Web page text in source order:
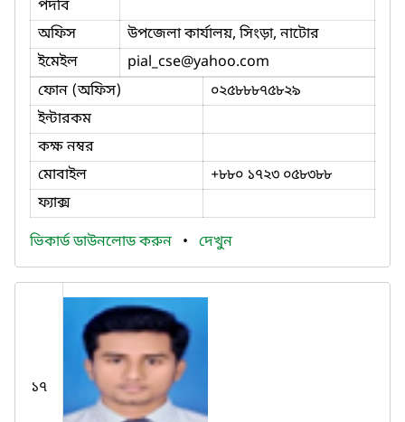
পদবি
অফিস
উপজেলা কার্যালয়, সিংড়া, নাটোর
ইমেইল
pial_cse@yahoo.com
ফোন (অফিস)
০২৫৮৮৮৭৫৮২৯
ইন্টারকম
কক্ষ নম্বর
মোবাইল
+৮৮০ ১৭২৩ ০৫৮৩৮৮
ফ্যাক্স
ভিকার্ড ডাউনলোড করুন • দেখুন
১৭